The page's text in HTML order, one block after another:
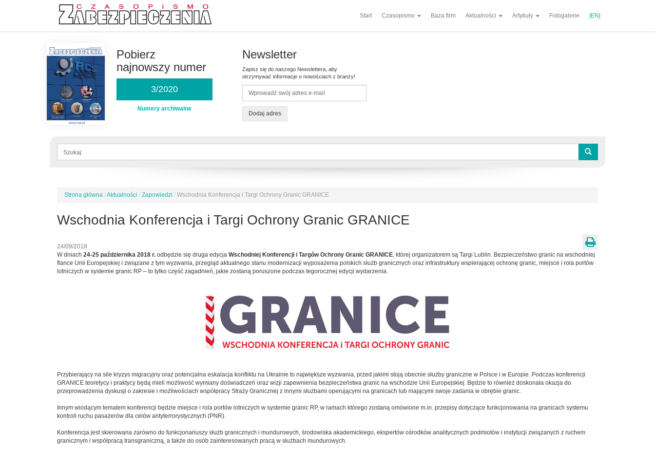
Start Czasopismo Baza firm Aktualności Artykuły Fotogalerie |EN|
Pobierz
najnowszy numer
3/2020
Numery archiwalne
Newsletter
Zapisz się do naszego Newslettera, aby
otrzymywać informacje o nowościach z branży!
Dodaj adres
Formularz
Jesteś
Strona główna /Aktualności / Zapowiedzi / Wschodnia Konferencja i Targi Ochrony Granic GRANICE
Wschodnia Konferencja i Targi Ochrony Granic GRANICE
24/09/2018
W dniach 24-25 października 2018 r. odbędzie się druga edycja Wschodniej Konferencji i Targów Ochrony Granic GRANICE, której organizatorem są Targi Lublin. Bezpieczeństwo granic na wschodniej
flance Unii Europejskiej i związane z tym wyzwania, przegląd aktualnego stanu modernizacji wyposażenia polskich służb granicznych oraz infrastruktury wspierającej ochronę granic, miejsce i rola portów
lotniczych w systemie granic RP – to tylko część zagadnień, jakie zostaną poruszone podczas tegorocznej edycji wydarzenia.
Przybierający na sile kryzys migracyjny oraz potencjalna eskalacja konfliktu na Ukrainie to największe wyzwania, przed jakimi stoją obecnie służby graniczne w Polsce i w Europie. Podczas konferencji
GRANICE teoretycy i praktycy będą mieli możliwość wymiany doświadczeń oraz wizji zapewnienia bezpieczeństwa granic na wschodzie Unii Europejskiej. Będzie to również doskonała okazja do
przeprowadzenia dyskusji o zakresie i możliwościach współpracy Straży Granicznej z innymi służbami operującymi na granicach lub mającymi swoje zadania w obrębie granic.
Innym wiodącym tematem konferencji będzie miejsce i rola portów lotniczych w systemie granic RP, w ramach którego zostaną omówione m.in. przepisy dotyczące funkcjonowania na granicach systemu
kontroli ruchu pasażerów dla celów antyterrorystycznych (PNR).
Konferencja jest skierowana zarówno do funkcjonariuszy służb granicznych i mundurowych, środowiska akademickiego, ekspertów ośrodków analitycznych podmiotów i instytucji związanych z ruchem
granicznym i współpracą transgraniczną, a także do osób zainteresowanych pracą w służbach mundurowych.